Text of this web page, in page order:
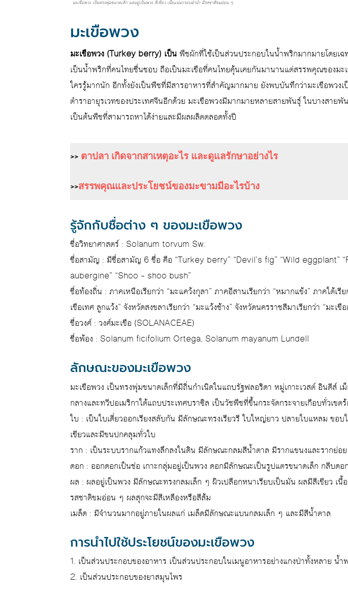
มะเขือพวง เป็นทรงพุ่มขนาดเล็ก ผลอยู่เป็นพวง สีเขียว เนื้อแน่นกรอบฉ่ำน้ำ มีรสชาติขมอ่อน ๆ
มะเขือพวง
มะเขือพวง (Turkey berry) เป็นพืชผักที่ใช้เป็นส่วนประกอบในน้ำพริกมากมายโดยเ
เป็นน้ำพริกที่คนไทยชื่นชอบ ถือเป็นมะเขือที่คนไทยคุ้นเคยกันมานานแต่สรรพคุณของมะ
ใครรู้มากนัก อีกทั้งยังเป็นพืชที่มีสารอาหารที่สำคัญมากมาย ยังพบบันทึกว่ามะเขือพวง
ตำราอายุรเวทของประเทศจีนอีกด้วย มะเขือพวงมีมากมายหลายสายพันธุ์ ในบางสายพั
เป็นต้นพืชที่สามารถหาได้ง่ายและมีผลผลิตตลอดทั้งปี
>> ตาปลา เกิดจากสาเหตุอะไร และดูแลรักษาอย่างไร
>>สรรพคุณและประโยชน์ของมะขามมีอะไรบ้าง
รู้จักกับชื่อต่าง ๆ ของมะเขือพวง
ชื่อวิทยาศาสตร์ : Solanum torvum Sw.
ชื่อสามัญ : มีชื่อสามัญ 6 ชื่อ คือ “Turkey berry” “Devil’s fig” “Wild eggplant”
aubergine” “Shoo – shoo bush”
ชื่อท้องถิ่น : ภาคเหนือเรียกว่า “มะแคว้งกุลา” ภาคอีสานเรียกว่า “หมากแข้ง” ภาคใต้เรี
เขือเทศ ลูกแว้ง” จังหวัดสงขลาเรียกว่า “มะแว้งช้าง” จังหวัดนครราชสีมาเรียกว่า “มะเขื
ชื่อวงศ์ : วงศ์มะเขือ (SOLANACEAE)
ชื่อพ้อง : Solanum ficifolium Ortega, Solanum mayanum Lundell
ลักษณะของมะเขือพวง
มะเขือพวง เป็นทรงพุ่มขนาดเล็กที่มีถิ่นกำเนิดในแถบรัฐฟลอริดา หมู่เกาะเวสต์ อินดีส์ เ
กลางและทวีปอเมริกาใต้แถบประเทศบราซิล เป็นวัชพืชที่ขึ้นกระจัดกระจายเกือบทั่วเขต
ใบ : เป็นใบเดี่ยวออกเรียงสลับกัน มีลักษณะทรงเรียวรี ใบใหญ่ยาว ปลายใบแหลม ขอ
เขียวและมีขนปกคลุมทั่วใบ
ราก : เป็นระบบรากแก้วแทงลึกลงในดิน มีลักษณะกลมสีน้ำตาล มีรากแขนงและรากย่อย
ดอก : ออกดอกเป็นช่อ เกาะกลุ่มอยู่เป็นพวง ดอกมีลักษณะเป็นรูปแตรขนาดเล็ก กลีบดอ
ผล : ผลอยู่เป็นพวง มีลักษณะทรงกลมเล็ก ๆ ผิวเปลือกหนาเรียบเป็นมัน ผลมีสีเขียว เ
รสชาติขมอ่อน ๆ ผลสุกจะมีสีเหลืองหรือสีส้ม
เมล็ด : มีจำนวนมากอยู่ภายในผลแก่ เมล็ดมีลักษณะแบนกลมเล็ก ๆ และมีสีน้ำตาล
การนำไปใช้ประโยชน์ของมะเขือพวง
1. เป็นส่วนประกอบของอาหาร เป็นส่วนประกอบในเมนูอาหารอย่างแกงป่าทั้งหลาย น้ำ
2. เป็นส่วนประกอบของยาสมุนไพร